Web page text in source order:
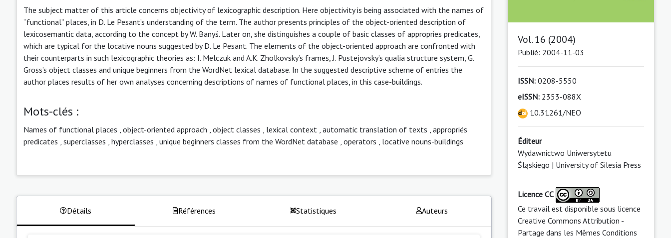
The subject matter of this article concerns objectivity of lexicographic description. Here objectivity is being associated with the names of
“functional” places, in D. Le Pesant’s understanding of the term. The author presents principles of the object-oriented description of
lexicosemantic data, according to the concept by W. Banyś. Later on, she distinguishes a couple of basic classes of appropries predicates,
which are typical for the locative nouns suggested by D. Le Pesant. The elements of the object-oriented approach are confronted with
their counterparts in such lexicographic theories as: I. Melczuk and A.K. Zholkovsky’s frames, J. Pustejovsky’s qualia structure system, G.
Gross’s object classes and unique beginners from the WordNet lexical database. In the suggested descriptive scheme of entries the
author places results of her own analyses concerning descriptions of names of functional places, in this case-buildings.
Mots-clés :
Names of functional places object-oriented approach object classes lexical context automatic translation of texts appropriés
predicates superclasses hyperclasses unique beginners classes from the WordNet database operators locative nouns-buildings
Détails Références Statistiques Auteurs
Vol. 16 (2004)
Publié: 2004-11-03
ISSN:0208-5550
eISSN:2353-088X
10.31261/NEO
Éditeur
Wydawnictwo Uniwersytetu
Śląskiego | University of Silesia Press
Licence CC
Ce travail est disponible sous licence
Creative Commons Attribution -
Partage dans les Mêmes Conditions